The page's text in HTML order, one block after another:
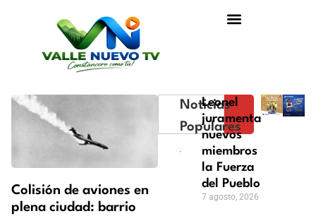
Colisión de aviones en
plena ciudad: barrio
Noticias
Populares
Leonel
juramentará
nuevos
miembros de
la Fuerza
del Pueblo
7 agosto, 2026